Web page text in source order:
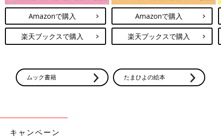
Amazonで購入
楽天ブックスで購入
Amazonで購入
楽天ブックスで購入
ムック書籍 たまひよの絵本
キャンペーン